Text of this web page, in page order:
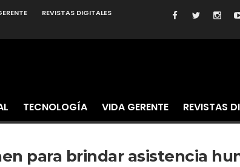
REVISTAS DIGITALES
TECNOLOGÍA VIDA GERENTE REVISTAS
para brindar asistencia